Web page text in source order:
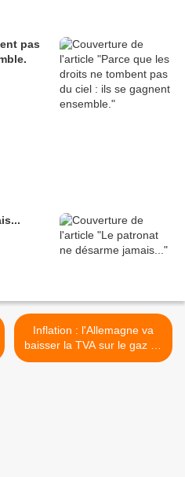
pas
Inflation : l'Allemagne va
baisser la TVA sur le gaz de
19% à 7% pour aider les